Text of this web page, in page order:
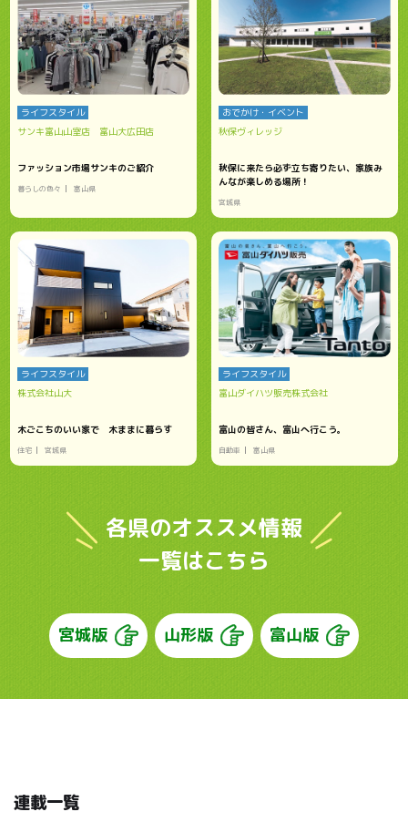
ライフスタイル
サンキ富山山室店 富山大広田店
ファッション市場サンキのご紹介
暮らしの色々 富山県
おでかけ・イベント
秋保ヴィレッジ
秋保に来たら必ず立ち寄りたい、家族み
んなが楽しめる場所！
宮城県
ライフスタイル
株式会社山大
木ごこちのいい家で 木ままに暮らす
住宅 宮城県
ライフスタイル
富山ダイハツ販売株式会社
富山の皆さん、富山へ行こう。
自動車 富山県
各県のオススメ情報
一覧はこちら
宮城版 山形版 富山版
連載一覧